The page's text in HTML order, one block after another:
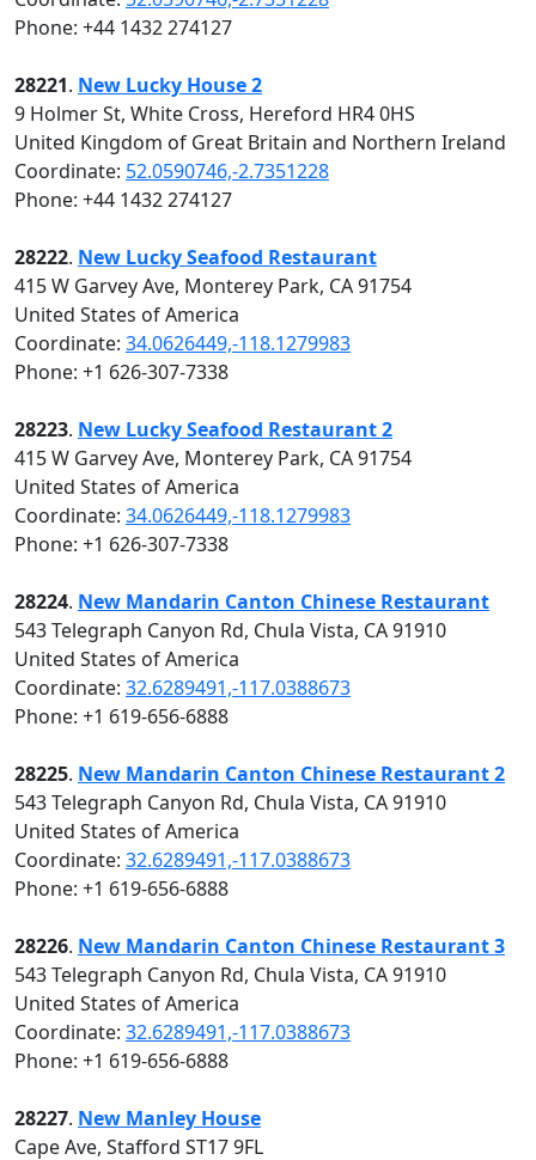
Phone: +44 1432 274127
28221. New Lucky House 2
9 Holmer St, White Cross, Hereford HR4 0HS
United Kingdom of Great Britain and Northern Ireland
Coordinate: 52.0590746,-2.7351228
Phone: +44 1432 274127
28222. New Lucky Seafood Restaurant
415 W Garvey Ave, Monterey Park, CA 91754
United States of America
Coordinate: 34.0626449,-118.1279983
Phone: +1 626-307-7338
28223. New Lucky Seafood Restaurant 2
415 W Garvey Ave, Monterey Park, CA 91754
United States of America
Coordinate: 34.0626449,-118.1279983
Phone: +1 626-307-7338
28224. New Mandarin Canton Chinese Restaurant
543 Telegraph Canyon Rd, Chula Vista, CA 91910
United States of America
Coordinate: 32.6289491,-117.0388673
Phone: +1 619-656-6888
28225. New Mandarin Canton Chinese Restaurant 2
543 Telegraph Canyon Rd, Chula Vista, CA 91910
United States of America
Coordinate: 32.6289491,-117.0388673
Phone: +1 619-656-6888
28226. New Mandarin Canton Chinese Restaurant 3
543 Telegraph Canyon Rd, Chula Vista, CA 91910
United States of America
Coordinate: 32.6289491,-117.0388673
Phone: +1 619-656-6888
28227. New Manley House
Cape Ave, Stafford ST17 9FL